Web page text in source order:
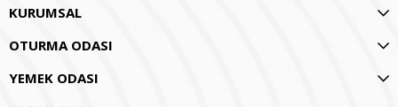
KURUMSAL
OTURMA ODASI
YEMEK ODASI